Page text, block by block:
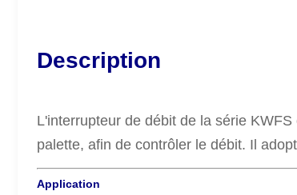
Description
L'interrupteur de débit de la série
palette, afin de contrôler le débit. Il
Application